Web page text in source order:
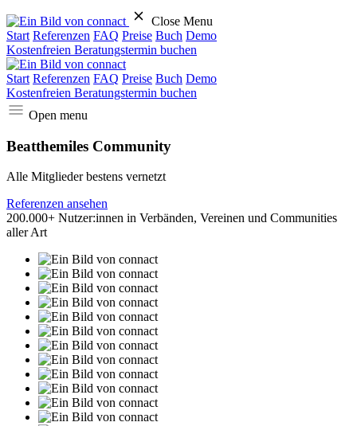
Close Menu
Start Referenzen FAQ Preise Buch Demo
Kostenfreien Beratungstermin buchen
Start Referenzen FAQ Preise Buch Demo
Kostenfreien Beratungstermin buchen
Open menu
Beatthemiles Community
Alle Mitglieder bestens vernetzt
Referenzen ansehen
200.000+ Nutzer:innen in Verbänden, Vereinen und Communities
aller Art